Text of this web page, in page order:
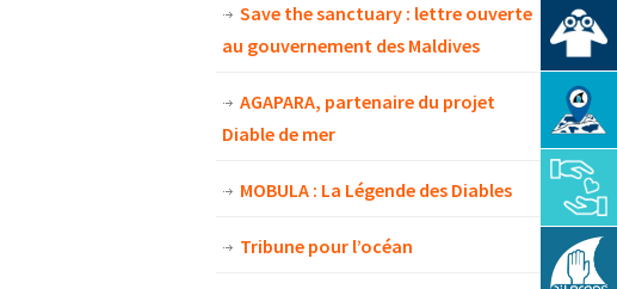
Save the sanctuary : lettre ouverte
au gouvernement des Maldives
AGAPARA, partenaire du projet
Diable de mer
MOBULA : La Légende des Diables
Tribune pour l’océan